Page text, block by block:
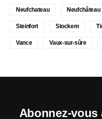
Neufchateau Neufchâteau
Steinfort Stockem
Vance Vaux-sur-sûre
Abonnez-vous